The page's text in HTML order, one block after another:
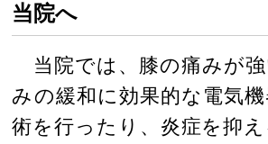
当院へ
当院では、膝の痛みが
みの緩和に効果的な電気
術を行ったり、炎症を抑